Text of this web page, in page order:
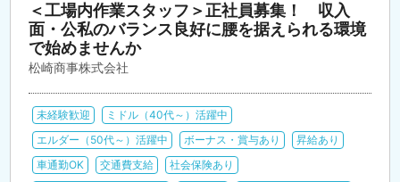
＜工場内作業スタッフ＞正社員募集！ 収入
面・公私のバランス良好に腰を据えられる環境
で始めませんか
松崎商事株式会社
未経験歓迎
ミドル（40代～）活躍中
エルダー（50代～）活躍中
ボーナス・賞与あり
昇給あり
車通勤OK
交通費支給
社会保険あり